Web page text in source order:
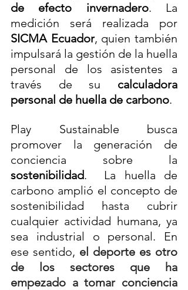
de efecto invernadero. La
SICMA Ecuador, quien también
impulsará la gestión de la huella
personal de los asistentes a
través de su calculadora
personal de huella de carbono.
Play Sustainable busca
promover la generación de
sostenibilidad.
La huella de
carbono amplió el concepto de
sostenibilidad hasta cubrir
cualquier actividad humana, ya
sea industrial o personal. En
ese sentido, el deporte es otro
de los sectores que ha
empezado a tomar conciencia